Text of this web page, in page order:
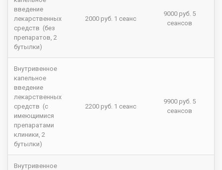
введение
лекарственных
средств (без
препаратов, 2
бутылки)
2000 руб. 1 сеанс
9000 руб. 5
сеансов
Внутривенное
капельное
введение
лекарственных
средств (с
имеющимися
препаратами
клиники, 2
бутылки)
2200 руб. 1 сеанс
9900 руб. 5
сеансов
Внутривенное